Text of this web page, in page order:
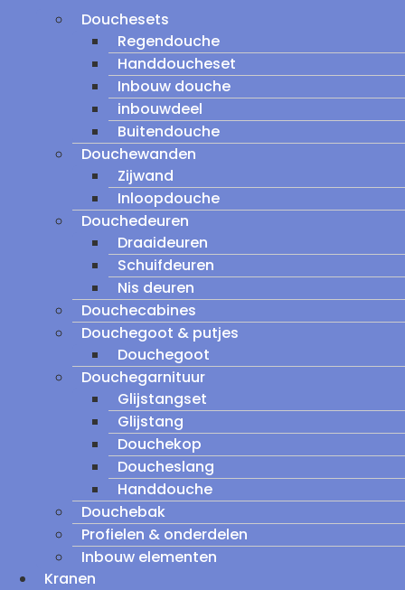
Douchesets
Regendouche
Handdoucheset
Inbouw douche
inbouwdeel
Buitendouche
Douchewanden
Zijwand
Inloopdouche
Douchedeuren
Draaideuren
Schuifdeuren
Nis deuren
Douchecabines
Douchegoot & putjes
Douchegoot
Douchegarnituur
Glijstangset
Glijstang
Douchekop
Doucheslang
Handdouche
Douchebak
Profielen & onderdelen
Inbouw elementen
Kranen